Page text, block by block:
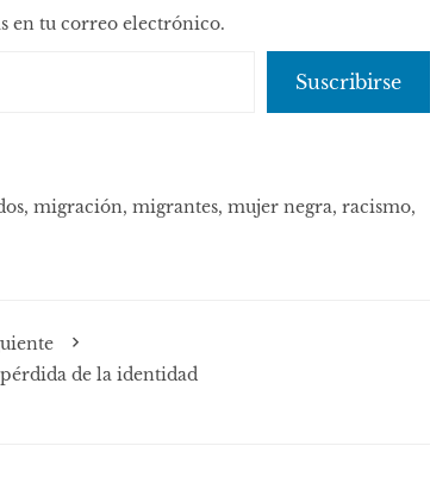
en tu correo electrónico.
Suscribirse
, migración, migrantes, mujer negra, racismo,
de la identidad